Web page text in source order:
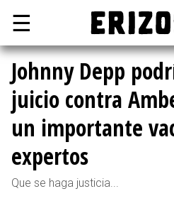
☰
Johnny Depp
juicio contra
un importante
expertos
Que se haga justicia...